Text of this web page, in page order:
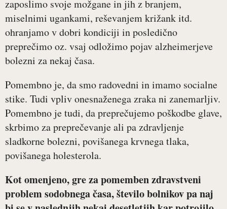
zaposlimo svoje možgane in jih z branjem,
miselnimi ugankami, reševanjem križank itd.
ohranjamo v dobri kondiciji in posledično
preprečimo oz. vsaj odložimo pojav alzheimerjeve
bolezni za nekaj časa.
Pomembno je, da smo radovedni in imamo socialne
stike. Tudi vpliv onesnaženega zraka ni zanemarljiv.
Pomembno je tudi, da preprečujemo poškodbe glave,
skrbimo za preprečevanje ali pa zdravljenje
sladkorne bolezni, povišanega krvnega tlaka,
povišanega holesterola.
Kot omenjeno, gre za pomemben zdravstveni
problem sodobnega časa, število bolnikov pa naj